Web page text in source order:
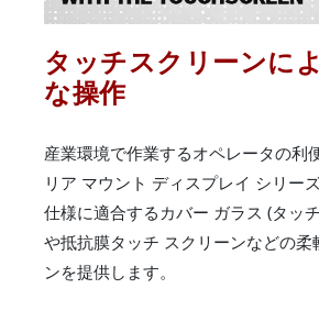
タッチスクリーンに
な操作
産業環境で作業するオペレータの利
リア マウント ディスプレイ シリー
仕様に適合するカバー ガラス (タッ
や抵抗膜タッチ スクリーンなどの柔
ンを提供します。